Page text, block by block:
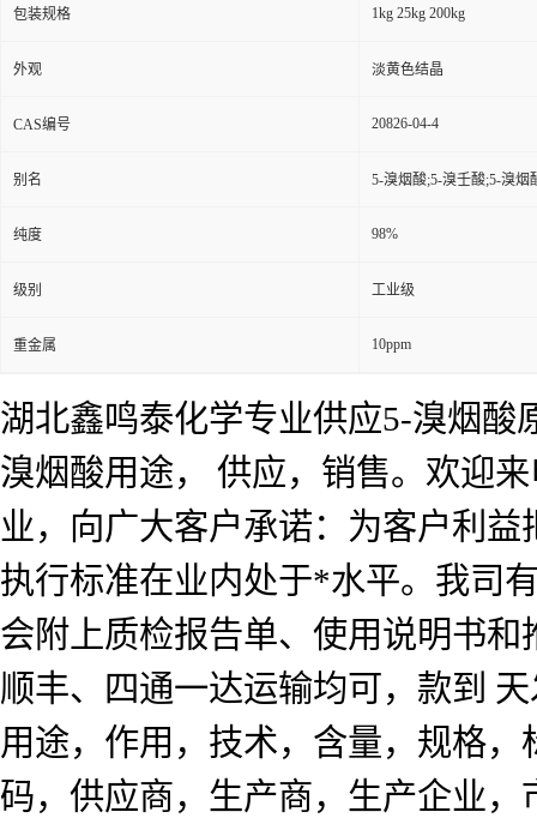
包装规格 1kg 25kg 200kg
外观 淡黄色结晶
CAS编号 20826-04-4
别名 5-溴烟酸;5-溴壬酸;5-溴烟
纯度 98%
级别 工业级
重金属 10ppm
湖北鑫鸣泰化学专业供应5-溴烟酸
溴烟酸用途， 供应，销售。欢迎
业，向广大客户承诺：为客户利
执行标准在业内处于*水平。我司
会附上质检报告单、使用说明书
顺丰、四通一达运输均可，款到
用途，作用，技术，含量，规格
码，供应商，生产商，生产企业